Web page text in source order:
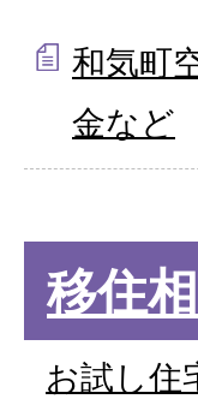
和気町
金など
移住
お試し住